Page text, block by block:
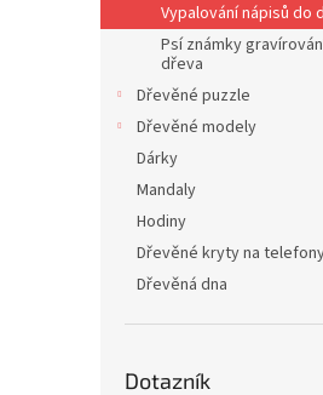
Vypalování nápisů do
Psí známky
dřeva
Dřevěné puzzle
Dřevěné modely
Dárky
Mandaly
Hodiny
Dřevěné kryty na
Dřevěná dna
Dotazník